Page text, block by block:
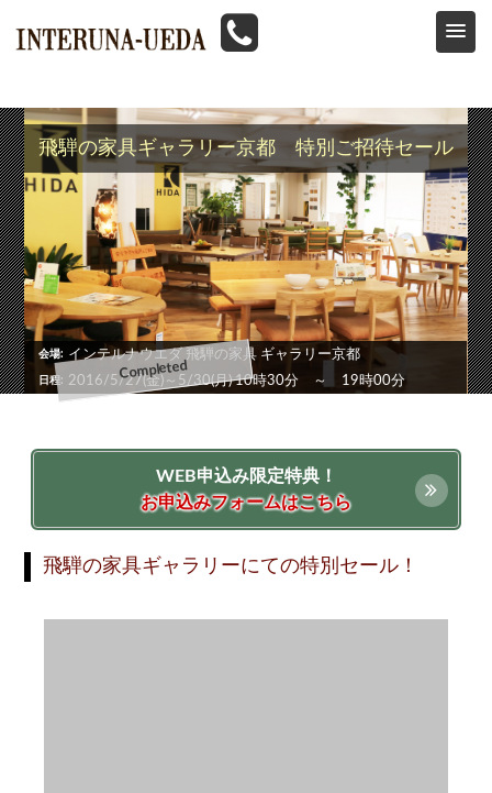
HOME>イベント情報>飛騨の家具
飛騨の家具ギャラリー京都 オープニングセール
飛騨の家具ギャラリー京都 特別ご招待セール
会場 インテルナウエダ 飛騨の家具 ギャラリー京都
日程 2016/5/27(金)～5/30(月) 10時30分 ～ 19時00分
WEB申込み限定特典！
お申込みフォームはこちら
飛騨の家具ギャラリーにての特別セール！